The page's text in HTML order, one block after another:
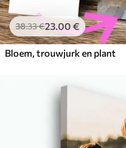
38.33€23.00 €
Bloem, trouwjurk en plant